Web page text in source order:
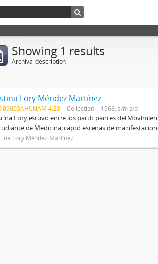
Showing 1 results
Archival description
Lory Méndez Martínez
09003AHUNAM 4.23 Collection 1968, s/m s/d
Lory estuvo entre los participantes del
de Medicina; captó escenas de
Lory Méndez Martínez